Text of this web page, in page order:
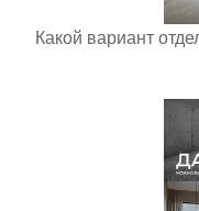
Какой вариант